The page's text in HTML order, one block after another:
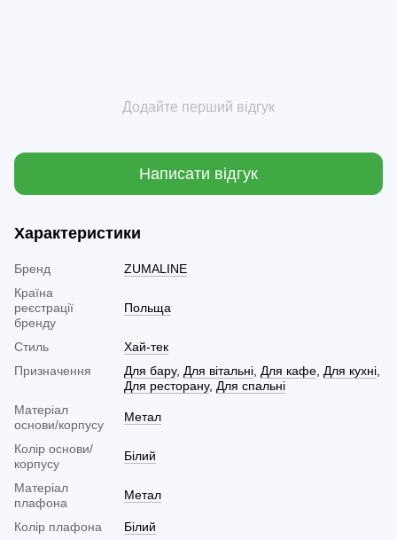
Додайте перший відгук
Написати відгук
Характеристики
Бренд
ZUMALINE
Країна
реєстрації
бренду
Польща
Стиль
Хай-тек
Призначення
Для бару, Для вітальні, Для кафе, Для кухні,
Для ресторану, Для спальні
Матеріал
основи/корпусу
Метал
Колір основи/
корпусу
Білий
Матеріал
плафона
Метал
Колір плафона
Білий